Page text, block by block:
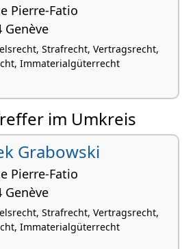
Pierre-Fatio
Genève
Strafrecht, Vertragsrecht,
Immaterialgüterrecht
im Umkreis
Grabowski
Pierre-Fatio
Genève
Strafrecht, Vertragsrecht,
Immaterialgüterrecht